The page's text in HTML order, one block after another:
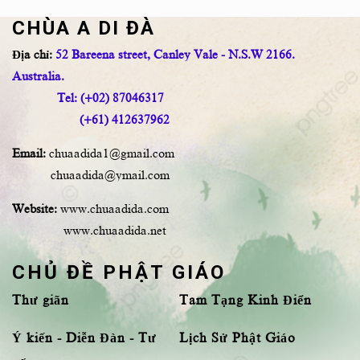
CHÙA A DI ĐÀ
Địa chỉ: 52 Bareena street, Canley Vale - N.S.W 2166.
Australia.
Tel: (+02) 87046317
(+61) 412637962
Email: chuaadida1@gmail.com
chuaadida@ymail.com
Website: www.chuaadida.com
www.chuaadida.net
CHỦ ĐỀ PHẬT GIÁO
Thư giãn
Ý kiến - Diễn Đàn - Tư
Tam Tạng Kinh Điển
Lịch Sử Phật Giáo